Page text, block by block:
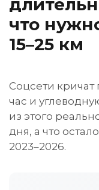
что
15–25 км
Соцсети кричат
час и
из этого
дня, а что
2023–2026.